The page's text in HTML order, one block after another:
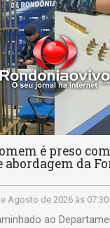
é preso
da
Agosto de 2026 às 07:30
ao